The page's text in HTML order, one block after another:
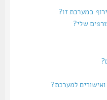
זו?
שלי?
למערכת?